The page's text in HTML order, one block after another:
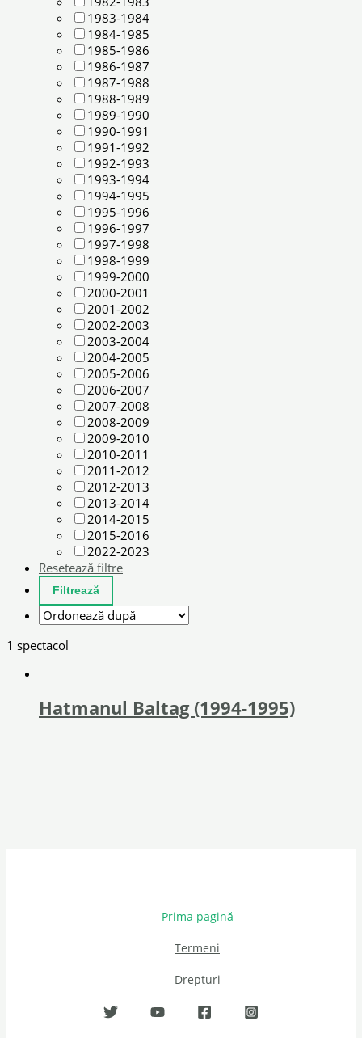
1983-1984
1984-1985
1985-1986
1986-1987
1987-1988
1988-1989
1989-1990
1990-1991
1991-1992
1992-1993
1993-1994
1994-1995
1995-1996
1996-1997
1997-1998
1998-1999
1999-2000
2000-2001
2001-2002
2002-2003
2003-2004
2004-2005
2005-2006
2006-2007
2007-2008
2008-2009
2009-2010
2010-2011
2011-2012
2012-2013
2013-2014
2014-2015
2015-2016
2022-2023
Resetează filtre
1 spectacol
Hatmanul Baltag (1994-1995)
Prima pagină
Termeni
Drepturi